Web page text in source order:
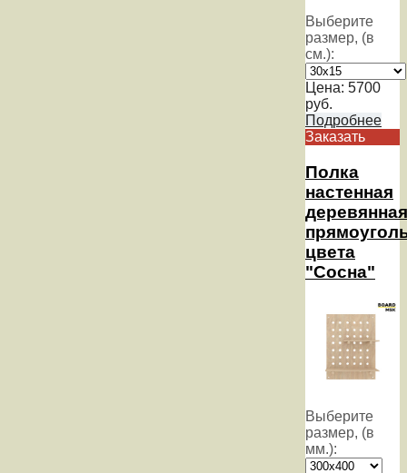
Выберите
размер, (в
см.):
Цена: 5700
руб.
Подробнее
Заказать
Полка
настенная
деревянная
цвета
"Сосна"
Выберите
размер, (в
мм.):